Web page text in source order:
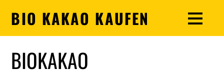
BIO KAKAO KAUFEN
BIOKAKAO